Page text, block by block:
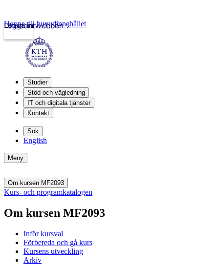
Studentwebben
Logga in
Hoppa till huvudinnehållet
Studier
Stöd och vägledning
IT och digitala tjänster
Kontakt
Sök
English
Meny
Om kursen MF2093
Kurs- och programkatalogen
Om kursen MF2093
Inför kursval
Förbereda och gå kurs
Kursens utveckling
Arkiv